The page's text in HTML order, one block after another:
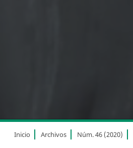
Inicio Archivos Núm. 46 (2020)